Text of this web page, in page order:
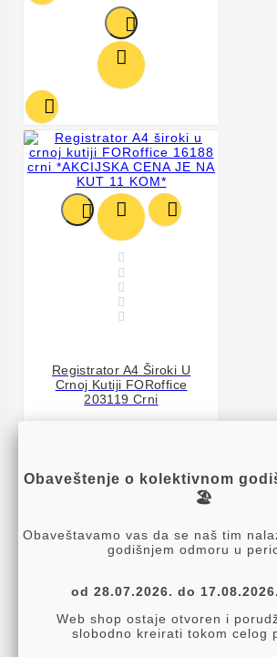



  





Registrator A4 Široki U
Crnoj Kutiji FORoffice
203119 Crni
 


Obaveštenje o kolektivnom
🏖️
Obaveštavamo vas da se naš tim
godišnjem odmoru u
od 28.07.2026. do
Web shop ostaje otvoren i
slobodno kreirati tokom celog